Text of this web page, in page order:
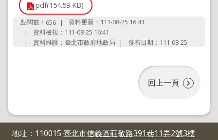
English
情
pdf(154.59 KB)
點閱數： 656
資料更新：111-08-25 16:41
資料檢視：111-08-25 16:41
資料維護：臺北市政府地政局
發布日期：111-08-25
回上一頁
地址：110015 臺北市信義區莊敬路391巷11弄2號3樓